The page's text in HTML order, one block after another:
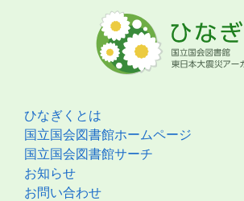
ひなぎくとは
国立国会図書館ホームページ
国立国会図書館サーチ
お知らせ
お問い合わせ